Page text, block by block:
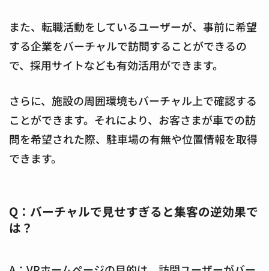
また、転職活動をしているユーザーが、事前に希望
する企業をバーチャルで訪問することができるの
で、採用サイトなども有効活用ができます。
さらに、施設の周囲環境もバーチャル上で確認する
ことができます。それにより、お客さまが車での訪
問を希望された際、駐車場の有無や位置情報を取得
できます。
Q：バーチャルで見せすぎると集客の逆効果で
は？